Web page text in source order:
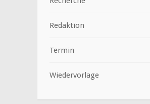
Redaktion
Termin
Wiedervorlage